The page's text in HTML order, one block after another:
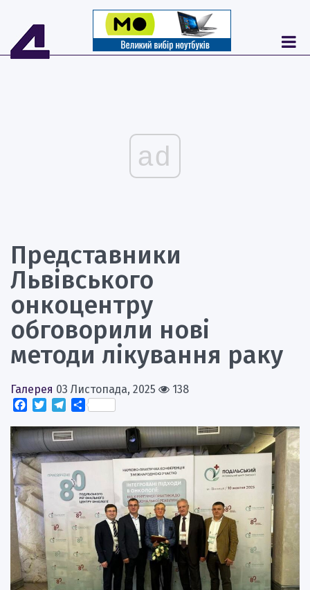
ad
Представники
Львівського
онкоцентру
обговорили нові
методи лікування раку
Галерея 03 Листопада, 2025
138
Facebook
TwitterTelegram
Поділитися